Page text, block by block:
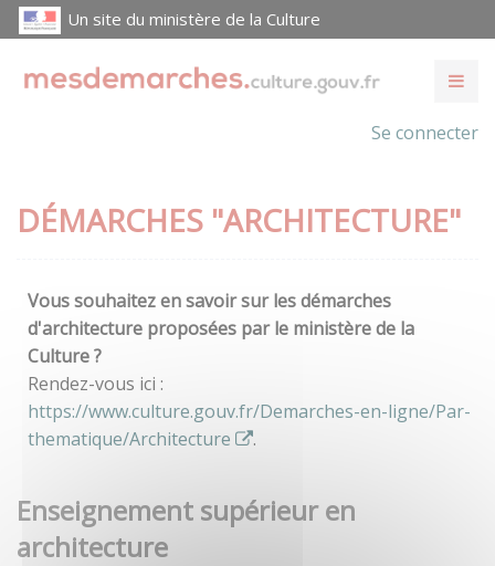
Un site du ministère de la Culture
Se connecter
DÉMARCHES "ARCHITECTURE"
Vous souhaitez en savoir sur les démarches
d'architecture proposées par le ministère de la
Culture ?
Rendez-vous ici :
https://www.culture.gouv.fr/Demarches-en-ligne/Par-
thematique/Architecture
.
Enseignement supérieur en
architecture